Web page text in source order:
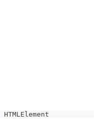
HTMLElement